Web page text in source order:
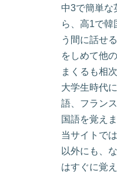
中3で簡単な
ら、高1で韓
う間に話せ
をしめて他
まくるも相
大学生時代
語、フラン
国語を覚えま
当サイトで
以外にも、
はすぐに覚